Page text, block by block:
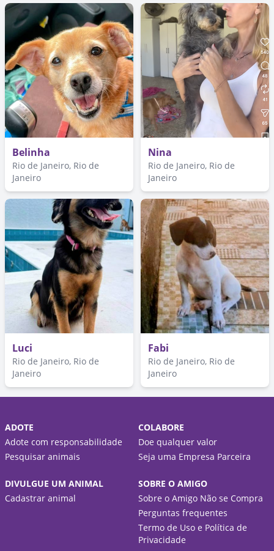
Belinha
Rio de Janeiro, Rio de
Janeiro
Nina
Rio de Janeiro, Rio de
Janeiro
Luci
Rio de Janeiro, Rio de
Janeiro
Fabi
Rio de Janeiro, Rio de
Janeiro
ADOTE
Adote com responsabilidade
Pesquisar animais
COLABORE
Doe qualquer valor
Seja uma Empresa Parceira
DIVULGUE UM ANIMAL
Cadastrar animal
SOBRE O AMIGO
Sobre o Amigo Não se Compra
Perguntas frequentes
Termo de Uso e Política de
Privacidade